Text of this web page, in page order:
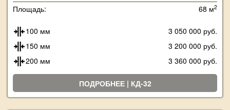
Площадь:
68 м2
100 мм
3 050 000 руб.
150 мм
3 200 000 руб.
200 мм
3 360 000 руб.
ПОДРОБНЕЕ | КД-32